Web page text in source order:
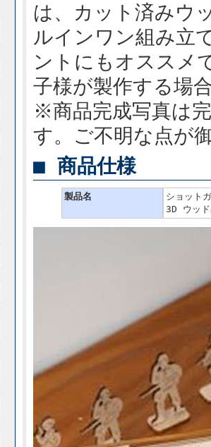
は、カット済みウ
ルインワン組み立
ントにもオススメ
子様が製作する場
※商品完成写真は
す。ご不明な点が
■ 商品仕様
製品名
ショット
3D ウッド